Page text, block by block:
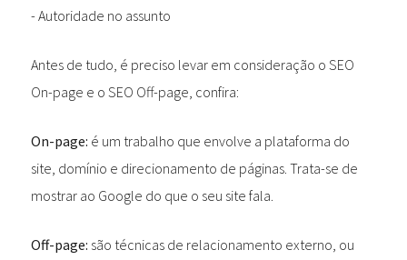
- Autoridade no assunto
Antes de tudo, é preciso levar em consideração o SEO
On-page e o SEO Off-page, confira:
On-page: é um trabalho que envolve a plataforma do
site, domínio e direcionamento de páginas. Trata-se de
mostrar ao Google do que o seu site fala.
Off-page: são técnicas de relacionamento externo, ou